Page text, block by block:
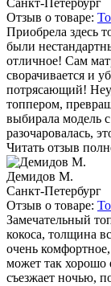
Отзыв о товаре:
Приобрела здесь
были
отличное! Сам
сворачивается и
потрясающий!
топпером,
выбирала модель
разочаровалась,
Читать отзыв
Демидов М.
Санкт-Петербург
Отзыв о товаре:
Замечательный
кокоса, толщина
очень
может так хорошо
съезжает ночью,